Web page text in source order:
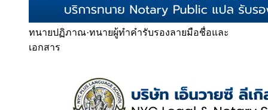
ทนายปฏิภาณ·ทนายผู้ทำคำรับรองลายมือชื่อและ
เอกสาร